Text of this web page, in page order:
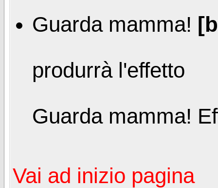
Guarda mamma!
produrrà l'effetto
Guarda mamma!
Vai ad inizio pagina